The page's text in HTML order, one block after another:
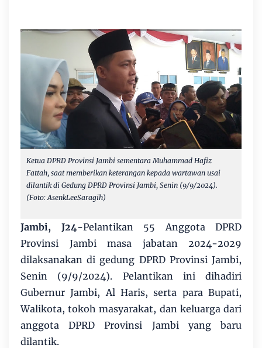
Ketua DPRD Provinsi Jambi sementara Muhammad Hafiz
Fattah, saat memberikan keterangan kepada wartawan usai
dilantik di Gedung DPRD Provinsi Jambi, Senin (9/9/2024).
(Foto: AsenkLeeSaragih)
Jambi, J24-Pelantikan 55 Anggota DPRD
Provinsi Jambi masa jabatan 2024-2029
dilaksanakan di gedung DPRD Provinsi Jambi,
Senin (9/9/2024). Pelantikan ini dihadiri
Gubernur Jambi, Al Haris, serta para Bupati,
Walikota, tokoh masyarakat, dan keluarga dari
anggota DPRD Provinsi Jambi yang baru
dilantik.